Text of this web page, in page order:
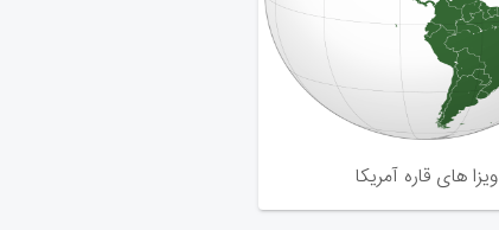
ویزا های قاره آمریکا